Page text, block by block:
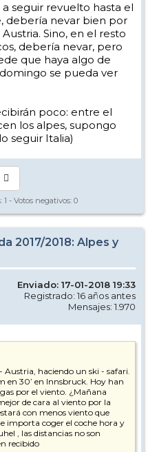
seguir revuelto hasta el
debería nevar bien por
Sino, en el resto
debería nevar, pero
que haya algo de
se pueda ver
poco: entre el
los alpes, supongo
seguir Italia)
1 - Votos negativos: 0
2017/2018: Alpes y
Enviado: 17-01-2018 19:33
Registrado: 16 años antes
Mensajes: 1.970
Austria, haciendo un ski - safari.
en 30’ en Innsbruck. Hoy han
por el viento. ¿Mañana
de cara al viento por la
con menos viento que
importa coger el coche hora y
, las distancias no son
recibido